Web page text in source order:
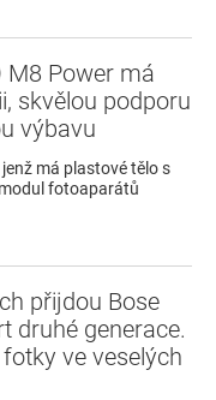
M8 Power má
skvělou podporu
výbavu
má plastové tělo s
fotoaparátů
přijdou Bose
druhé generace.
ve veselých